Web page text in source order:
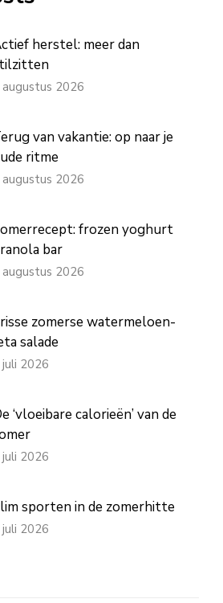
herstel: meer dan
2026
van vakantie: op naar je
ritme
2026
frozen yoghurt
bar
2026
zomerse watermeloen-
salade
juli 2026
‘vloeibare calorieën’ van de
juli 2026
sporten in de zomerhitte
juli 2026